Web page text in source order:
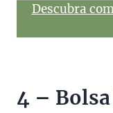
Descubra
4 –